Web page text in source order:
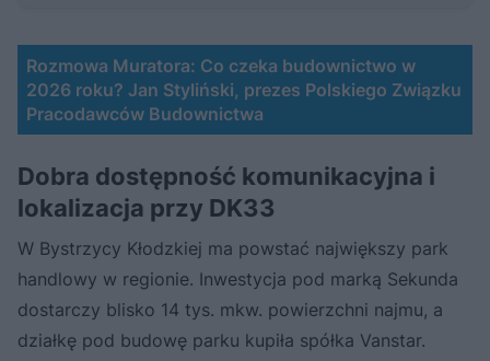
Rozmowa Muratora: Co czeka budownictwo w
2026 roku? Jan Styliński, prezes Polskiego Związku
Pracodawców Budownictwa
Dobra dostępność komunikacyjna i
lokalizacja przy DK33
W Bystrzycy Kłodzkiej ma powstać największy park
handlowy w regionie. Inwestycja pod marką Sekunda
dostarczy blisko 14 tys. mkw. powierzchni najmu, a
działkę pod budowę parku kupiła spółka Vanstar.